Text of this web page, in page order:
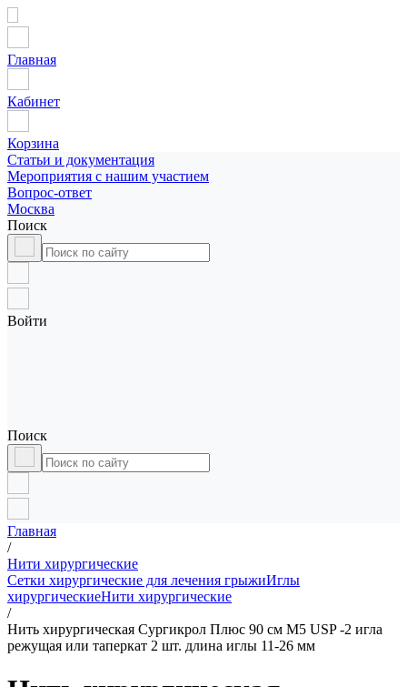
Главная
Кабинет
Корзина
Статьи и документация
Мероприятия с нашим участием
Вопрос-ответ
Москва
Поиск
Войти
Поиск
Главная
/
Нити хирургические
Сетки хирургические для лечения грыжиИглы
хирургическиеНити хирургические
/
Нить хирургическая Сургикрол Плюс 90 см М5 USP -2 игла
режущая или таперкат 2 шт. длина иглы 11-26 мм